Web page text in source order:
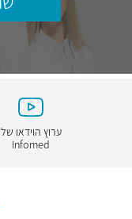
ערוץ הוידאו של
Infomed